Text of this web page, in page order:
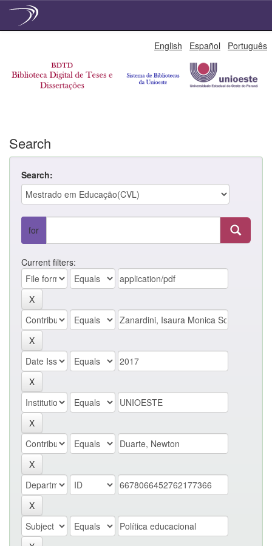
English Español Português
Search
Search:
for
Current filters: